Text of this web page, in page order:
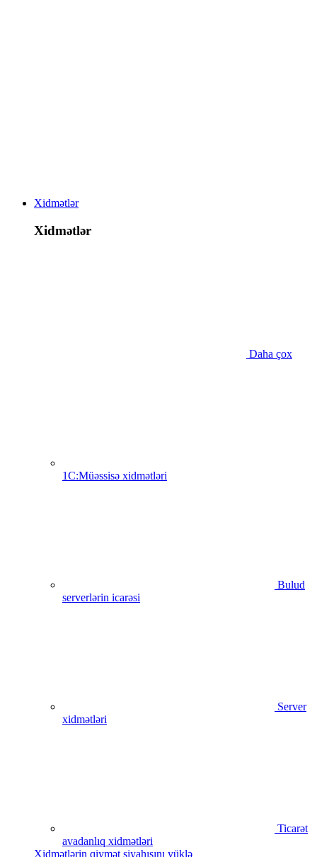
Xidmətlər
Xidmətlər
Daha çox
1C:Müəssisə xidmətləri
Bulud
serverlərin icarəsi
Server
xidmətləri
Ticarət
avadanlıq xidmətləri
Xidmətlərin qiymət siyahısını yüklə